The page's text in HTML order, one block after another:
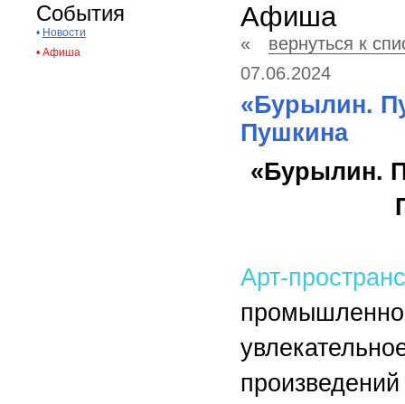
События
• Новости
• Афиша
Афиша
« вернуться к
07.06.2024
«Бурылин.
Пушкина
«Бурылин.
Арт-